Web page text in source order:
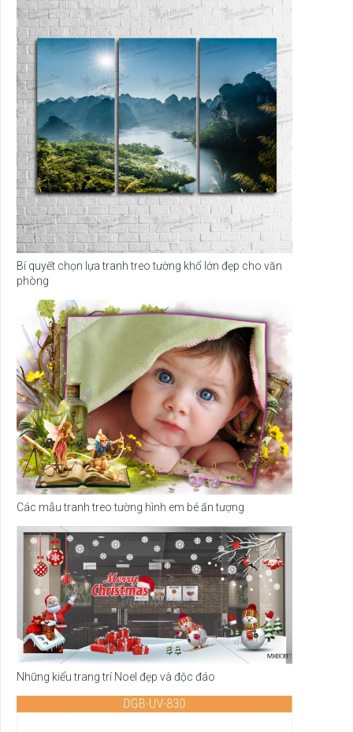
Bí quyết chọn lựa tranh treo tường khổ lớn đẹp cho văn
phòng
Các mẫu tranh treo tường hình em bé ấn tượng
Những kiểu trang trí Noel đẹp và độc đáo